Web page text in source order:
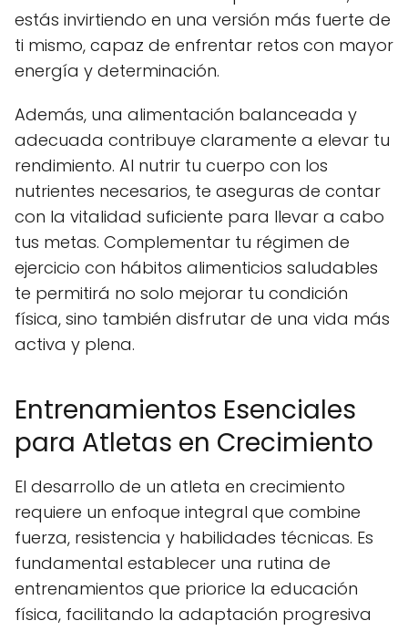
estás invirtiendo en una versión más fuerte de
ti mismo, capaz de enfrentar retos con mayor
energía y determinación.
Además, una alimentación balanceada y
adecuada contribuye claramente a elevar tu
rendimiento. Al nutrir tu cuerpo con los
nutrientes necesarios, te aseguras de contar
con la vitalidad suficiente para llevar a cabo
tus metas. Complementar tu régimen de
ejercicio con hábitos alimenticios saludables
te permitirá no solo mejorar tu condición
física, sino también disfrutar de una vida más
activa y plena.
Entrenamientos Esenciales
para Atletas en Crecimiento
El desarrollo de un atleta en crecimiento
requiere un enfoque integral que combine
fuerza, resistencia y habilidades técnicas. Es
fundamental establecer una rutina de
entrenamientos que priorice la educación
física, facilitando la adaptación progresiva